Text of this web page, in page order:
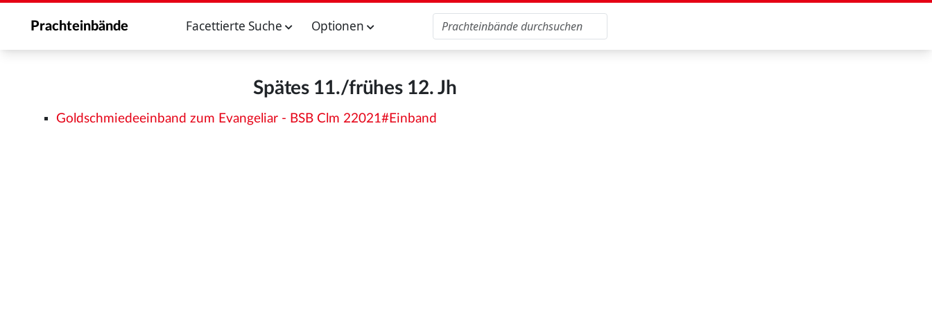
Prachteinbände Facettierte Suche Optionen
Spätes 11./frühes 12. Jh
Goldschmiedeeinband zum Evangeliar - BSB Clm 22021#Einband